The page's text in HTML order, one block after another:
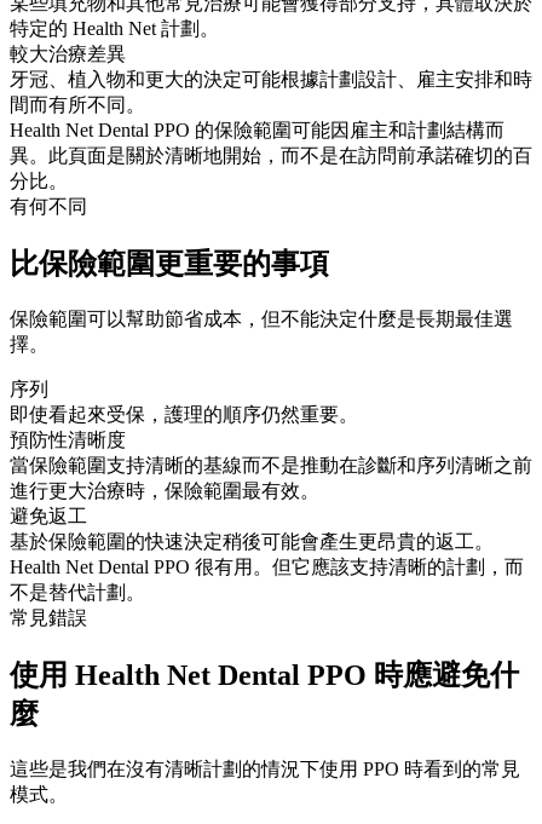
特定的 Health Net 計劃。
較大治療差異
牙冠、植入物和更大的決定可能根據計劃設計、雇主安排和時
間而有所不同。
Health Net Dental PPO 的保險範圍可能因雇主和計劃結構而
異。此頁面是關於清晰地開始，而不是在訪問前承諾確切的百
分比。
有何不同
比保險範圍更重要的事項
保險範圍可以幫助節省成本，但不能決定什麼是長期最佳選
擇。
序列
即使看起來受保，護理的順序仍然重要。
預防性清晰度
當保險範圍支持清晰的基線而不是推動在診斷和序列清晰之前
進行更大治療時，保險範圍最有效。
避免返工
基於保險範圍的快速決定稍後可能會產生更昂貴的返工。
Health Net Dental PPO 很有用。但它應該支持清晰的計劃，而
不是替代計劃。
常見錯誤
使用 Health Net Dental PPO 時應避免什
麼
這些是我們在沒有清晰計劃的情況下使用 PPO 時看到的常見
模式。